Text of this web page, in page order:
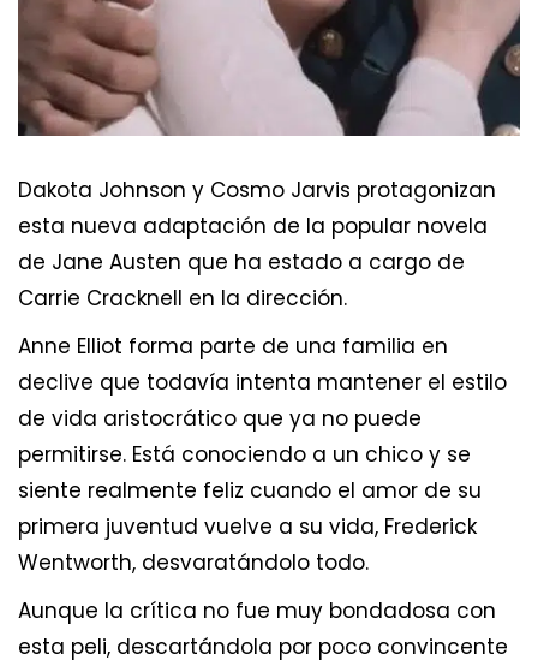
Dakota Johnson y Cosmo Jarvis protagonizan
esta nueva adaptación de la popular novela
de Jane Austen que ha estado a cargo de
Carrie Cracknell en la dirección.
Anne Elliot forma parte de una familia en
declive que todavía intenta mantener el estilo
de vida aristocrático que ya no puede
permitirse. Está conociendo a un chico y se
siente realmente feliz cuando el amor de su
primera juventud vuelve a su vida, Frederick
Wentworth, desvaratándolo todo.
Aunque la crítica no fue muy bondadosa con
esta peli, descartándola por poco convincente